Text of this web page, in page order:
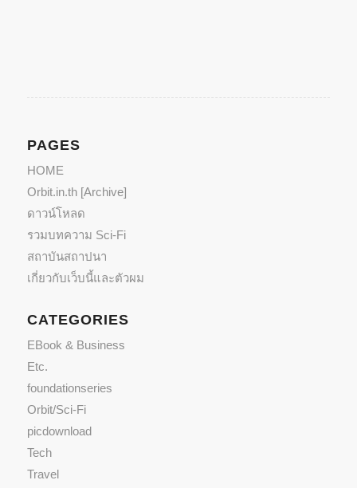
PAGES
HOME
Orbit.in.th [Archive]
ดาวน์โหลด
รวมบทความ Sci-Fi
สถาบันสถาปนา
เกี่ยวกับเว็บนี้และตัวผม
CATEGORIES
EBook & Business
Etc.
foundationseries
Orbit/Sci-Fi
picdownload
Tech
Travel